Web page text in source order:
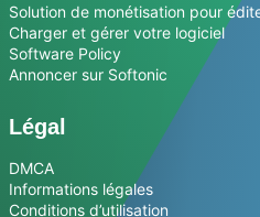
Solution de monétisation pour
Charger et gérer votre logiciel
Software Policy
Annoncer sur Softonic
Légal
DMCA
Informations légales
Conditions d’utilisation